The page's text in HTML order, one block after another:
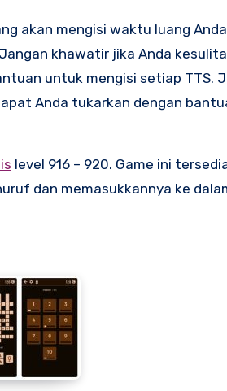
akan mengisi waktu luang
khawatir jika Anda
untuk mengisi setiap TTS.
Anda tukarkan dengan
level 916 – 920. Game ini
dan memasukkannya ke